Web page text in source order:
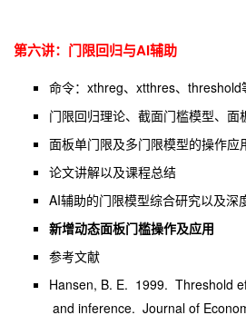
第六讲： 门限回归与AI辅助
命令：xthreg、xtthres、threshold
门限回归理论、截面门槛模型、面
面板单门限及多门限模型的操作应
论文讲解以及课程总结
AI辅助的门限模型综合研究以及深
新增动态面板门槛操作及应用
参考文献
Hansen, B. E. 1999. Threshold
and inference. Journal of